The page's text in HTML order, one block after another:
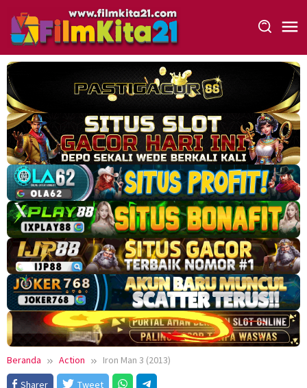
konten
Beranda Action
Iron Man 3 (2013)
Sharer
Tweet